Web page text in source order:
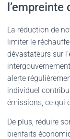
l’empreinte
La réduction de
limiter le
dévastateurs sur
alerte
individuel
émissions, ce qui
De plus, réduire
bienfaits